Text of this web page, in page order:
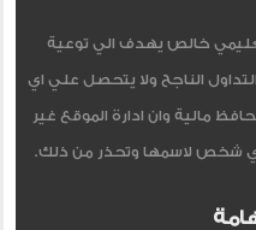
خالص يهدف الي توعية
الناجح ولا يتحصل علي اي
مالية وان ادارة الموقع غير
شخص لاسمها وتحذر من ذلك.